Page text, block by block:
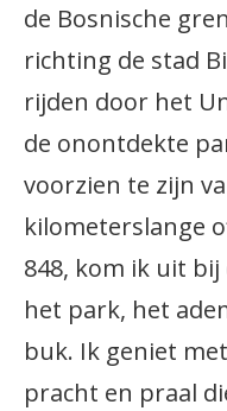
de Bosnische
richting de stad
rijden door het
de onontdekte
voorzien te zijn
kilometerslange
848, kom ik uit
het park, het
buk. Ik geniet
pracht en praal